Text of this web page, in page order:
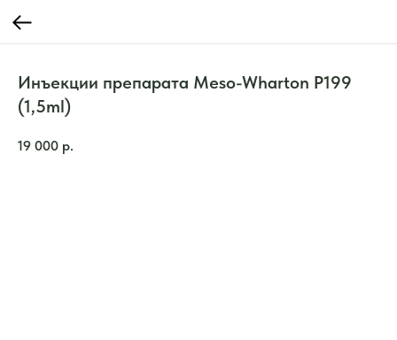
Инъекции препарата Meso-Wharton P199
(1,5ml)
19 000 р.